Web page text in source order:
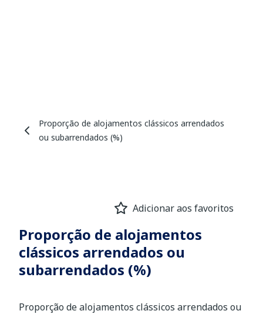
Proporção de alojamentos clássicos arrendados
ou subarrendados (%)
Adicionar aos favoritos
Proporção de alojamentos
clássicos arrendados ou
subarrendados (%)
Proporção de alojamentos clássicos arrendados ou